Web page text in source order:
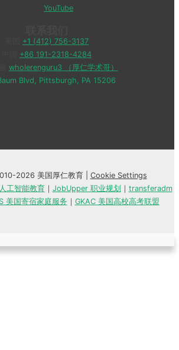
YouTube
+1 (412) 756-3137
+86 191-2318-4284
wholerenguru3 （厚仁学术哥）
Blvd, Pittsburgh, PA 15206
2026 美国厚仁教育 | Cookie Settings
工智能教育｜ JobUpper 职业规划 ｜ transferadm
美国寄宿家庭服务 ｜ GKAC 美国高校高考联盟